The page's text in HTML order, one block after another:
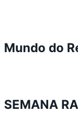
Mundo do
SEMANA